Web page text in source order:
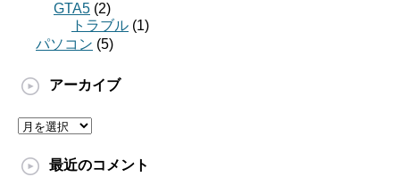
GTA5 (2)
トラブル (1)
パソコン (5)
アーカイブ
ア
カ
最近のコメント